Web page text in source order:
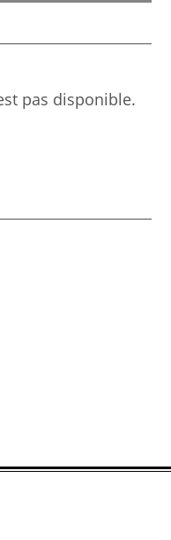
pas disponible.